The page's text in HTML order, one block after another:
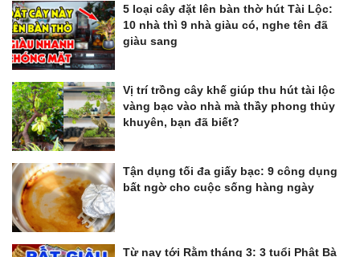
5 loại cây đặt lên bàn thờ hút Tài Lộc:
10 nhà thì 9 nhà giàu có, nghe tên đã
giàu sang
Vị trí trồng cây khế giúp thu hút tài lộc
vàng bạc vào nhà mà thầy phong thủy
khuyên, bạn đã biết?
Tận dụng tối đa giấy bạc: 9 công dụng
bất ngờ cho cuộc sống hàng ngày
Từ nay tới Rằm tháng 3: 3 tuổi Phật Bà